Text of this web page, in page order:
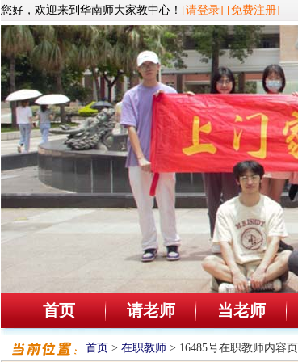
您好，欢迎来到华南师大家教中心！ [请登录] [免费注册]
首页 请老师 当老师
首页 > 在职教师 > 16485号在职教师内容页